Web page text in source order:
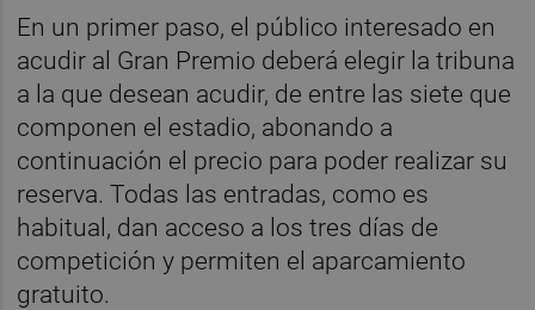
En un primer paso, el público interesado en
acudir al Gran Premio deberá elegir la tribuna
a la que desean acudir, de entre las siete que
componen el estadio, abonando a
continuación el precio para poder realizar su
reserva. Todas las entradas, como es
habitual, dan acceso a los tres días de
competición y permiten el aparcamiento
gratuito.